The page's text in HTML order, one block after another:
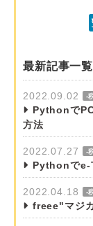
最新記事一覧
2022.09.02 -
Pythonで
方法
2022.07.27 -
Pythonでe-
2022.04.18 -
freee"マジ